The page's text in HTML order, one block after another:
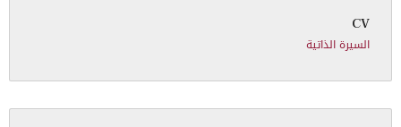
CV
السيرة الذاتية